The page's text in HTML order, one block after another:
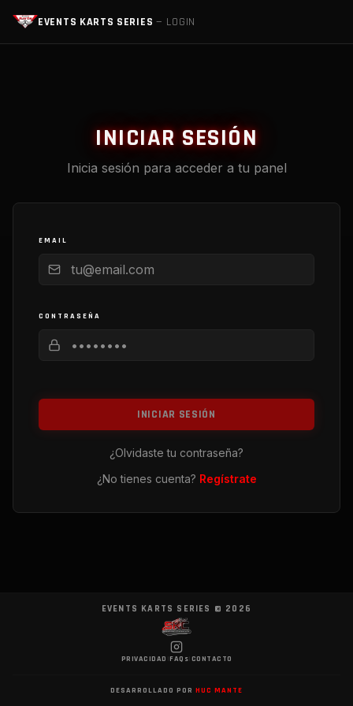
EVENTS KARTS SERIES — LOGIN
INICIAR SESIÓN
Inicia sesión para acceder a tu panel
EMAIL
CONTRASEÑA
INICIAR SESIÓN
¿Olvidaste tu contraseña?
¿No tienes cuenta? Regístrate
EVENTS KARTS SERIES © 2026
PRIVACIDAD FAQs CONTACTO
DESARROLLADO POR HUC MANTE